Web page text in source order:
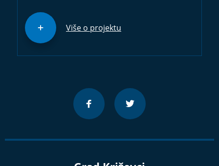
Više o projektu